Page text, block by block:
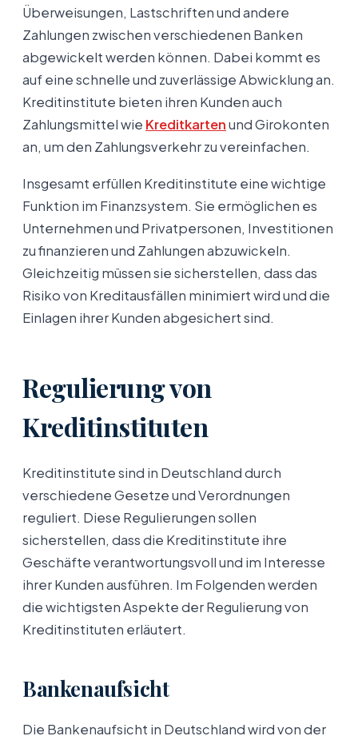
Überweisungen, Lastschriften und andere
Zahlungen zwischen verschiedenen Banken
abgewickelt werden können. Dabei kommt es
auf eine schnelle und zuverlässige Abwicklung an.
Kreditinstitute bieten ihren Kunden auch
Zahlungsmittel wie Kreditkartenund Girokonten
an, um den Zahlungsverkehr zu vereinfachen.
Insgesamt erfüllen Kreditinstitute eine wichtige
Funktion im Finanzsystem. Sie ermöglichen es
Unternehmen und Privatpersonen, Investitionen
zu finanzieren und Zahlungen abzuwickeln.
Gleichzeitig müssen sie sicherstellen, dass das
Risiko von Kreditausfällen minimiert wird und die
Einlagen ihrer Kunden abgesichert sind.
Regulierung von
Kreditinstituten
Kreditinstitute sind in Deutschland durch
verschiedene Gesetze und Verordnungen
reguliert. Diese Regulierungen sollen
sicherstellen, dass die Kreditinstitute ihre
Geschäfte verantwortungsvoll und im Interesse
ihrer Kunden ausführen. Im Folgenden werden
die wichtigsten Aspekte der Regulierung von
Kreditinstituten erläutert.
Bankenaufsicht
Die Bankenaufsicht in Deutschland wird von der